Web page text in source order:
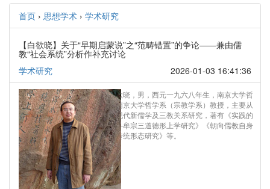
首页 › 思想学术 › 学术研究
【白欲晓】关于“早期启蒙说”之“范畴错置”的争论——兼由儒
教“社会系统”分析作补充讨论
学术研究
2026-01-03 16:41:36
作者简介：白欲晓，男，西元一九六八年生，南京大学哲
学博士。现任南京大学哲学系（宗教学系）教授，主要从
事传统儒教、现代新儒学及三教关系研究，著有《实践的
智慧学探求——牟宗三道德形上学研究》《朝向儒教自身
——中国儒教传统形态研究》等。